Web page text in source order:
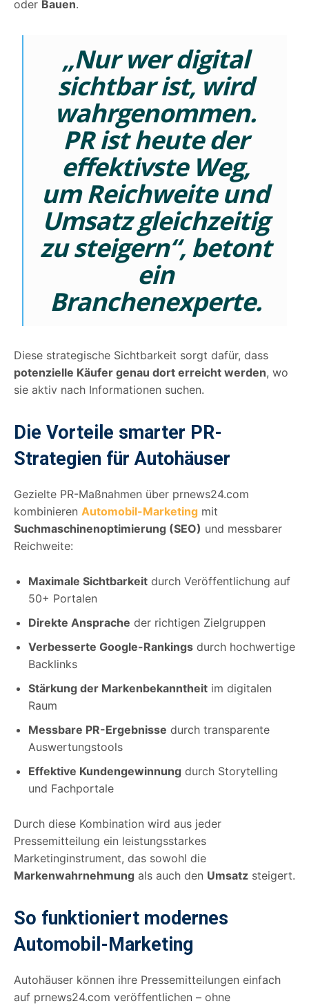
oder Bauen.
„Nur wer digital
sichtbar ist, wird
wahrgenommen.
PR ist heute der
effektivste Weg,
um Reichweite und
Umsatz gleichzeitig
zu steigern“,betont
ein
Branchenexperte.
Diese strategische Sichtbarkeit sorgt dafür, dass
potenzielle Käufer genau dort erreicht werden, wo
sie aktiv nach Informationen suchen.
Die Vorteile smarter PR-
Strategien für Autohäuser
Gezielte PR-Maßnahmen über prnews24.com
kombinieren Automobil-Marketing mit
Suchmaschinenoptimierung (SEO) und messbarer
Reichweite:
Maximale Sichtbarkeit durch Veröffentlichung auf
50+ Portalen
Direkte Ansprache der richtigen Zielgruppen
Verbesserte Google-Rankings durch hochwertige
Backlinks
Stärkung der Markenbekanntheit im digitalen
Raum
Messbare PR-Ergebnisse durch transparente
Auswertungstools
Effektive Kundengewinnung durch Storytelling
und Fachportale
Durch diese Kombination wird aus jeder
Pressemitteilung ein leistungsstarkes
Marketinginstrument, das sowohl die
Markenwahrnehmung als auch den Umsatz steigert.
So funktioniert modernes
Automobil-Marketing
Autohäuser können ihre Pressemitteilungen einfach
auf prnews24.com veröffentlichen – ohne